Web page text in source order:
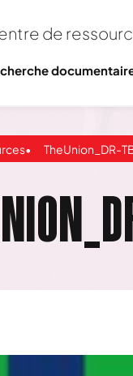
de
TheUnion_DR-